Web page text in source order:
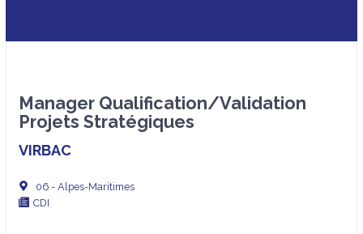
Manager Qualification/Validation
Projets Stratégiques
VIRBAC
06 - Alpes-Maritimes
CDI